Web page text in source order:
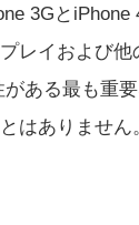
3Gと
レイおよび
ある最も重
はありません